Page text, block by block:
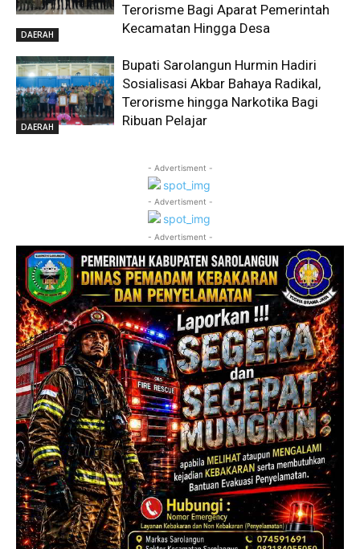
DAERAH
Terorisme Bagi Aparat Pemerintah
Kecamatan Hingga Desa
DAERAH
Bupati Sarolangun Hurmin Hadiri
Sosialisasi Akbar Bahaya Radikal,
Terorisme hingga Narkotika Bagi
Ribuan Pelajar
- Advertisment -
- Advertisment -
- Advertisment -